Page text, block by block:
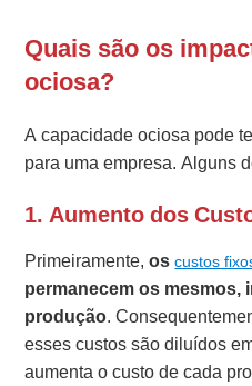
Quais são os
ociosa?
A capacidade ociosa pode
para uma empresa. Alguns
1.Aumento dos
Primeiramente,oscustos
permanecem os mesmos,
produção.
esses custos são diluídos
aumenta o custo de cada